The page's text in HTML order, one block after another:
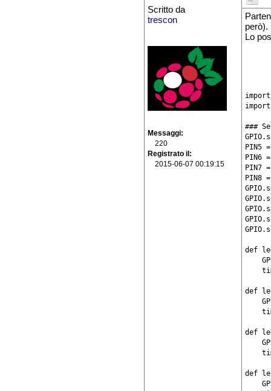
Scritto da
trescon
Messaggi
220
Registrato il
2015-06-07 00:19:15
però).
Lo
import
###
PIN5
PIN6
PIN7
PIN8
def
def
def
def